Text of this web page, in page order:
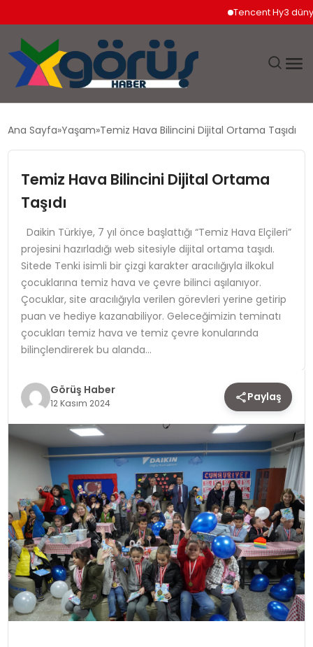
Tencent Hy3 dünya
GÜNDEM
MAGAZIN
SAĞLIK
SPOR
TEKNOLOJI
YAŞAM
Ana Sayfa Yaşam Temiz Hava Bilincini Dijital Ortama Taşıdı
Temiz Hava Bilincini Dijital Ortama
Taşıdı
Daikin Türkiye, 7 yıl önce başlattığı “Temiz Hava Elçileri”
projesini hazırladığı web sitesiyle dijital ortama taşıdı.
Sitede Tenki isimli bir çizgi karakter aracılığıyla ilkokul
çocuklarına temiz hava ve çevre bilinci aşılanıyor.
Çocuklar, site aracılığıyla verilen görevleri yerine getirip
puan ve hediye kazanabiliyor. Geleceğimizin teminatı
çocukları temiz hava ve temiz çevre konularında
bilinçlendirerek bu alanda…
Görüş Haber
12 Kasım 2024 Paylaş